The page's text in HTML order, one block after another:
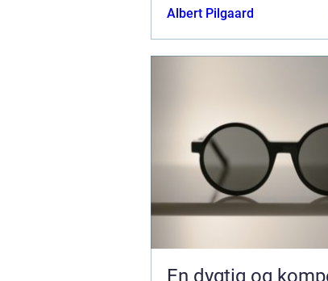
Albert Pilgaard
En dygtig og